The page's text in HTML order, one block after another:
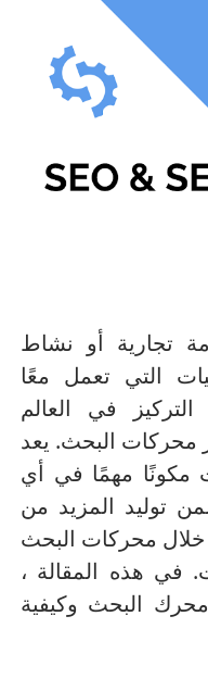
تجارية أو نشاط
التي تعمل معًا
في العالم
محركات البحث. يعد
مكونًا مهمًا في أي
توليد المزيد من
خلال محركات البحث
في هذه المقالة ،
البحث وكيفية